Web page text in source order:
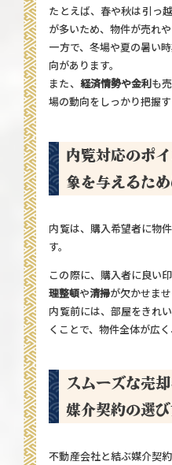
たとえば、春や秋は引っ
が多いため、物件が売れや
一方で、冬場や夏の暑い
向があります。
また、 経済情勢や金利も
場の動向をしっかり把握す
内覧対応のポ
象を与えるた
内覧は、購入希望者に物
す。
この際に、購入者に良い
理整頓や清掃が欠かせませ
内覧前には、部屋をきれ
くことで、物件全体が広く
スムーズな売
媒介契約の選
不動産会社と結ぶ媒介契約